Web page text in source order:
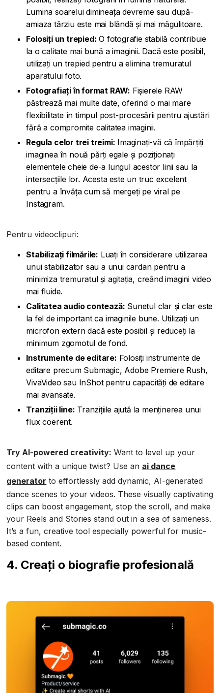
Lumina soarelui dimineața devreme sau după-
amiaza târziu este mai blândă și mai măgulitoare.
Folosiți un trepied: O fotografie stabilă contribuie
la o calitate mai bună a imaginii. Dacă este posibil,
utilizați un trepied pentru a elimina tremuratul
aparatului foto.
Fotografiați în format RAW: Fișierele RAW
păstrează mai multe date, oferind o mai mare
flexibilitate în timpul post-procesării pentru ajustări
fără a compromite calitatea imaginii.
Regula celor trei treimi: Imaginați-vă că împărțiți
imaginea în nouă părți egale și poziționați
elementele cheie de-a lungul acestor linii sau la
intersecțiile lor. Acesta este un truc excelent
pentru a învăța cum să mergeți pe viral pe
Instagram.
Pentru videoclipuri:
Stabilizați filmările: Luați în considerare utilizarea
unui stabilizator sau a unui cardan pentru a
minimiza tremuratul și agitația, creând imagini video
mai fluide.
Calitatea audio contează: Sunetul clar și clar este
la fel de important ca imaginile bune. Utilizați un
microfon extern dacă este posibil și reduceți la
minimum zgomotul de fond.
Instrumente de editare: Folosiți instrumente de
editare precum Submagic, Adobe Premiere Rush,
VivaVideo sau InShot pentru capacități de editare
mai avansate.
Tranziții line: Tranzițiile ajută la menținerea unui
flux coerent.
Try AI-powered creativity: Want to level up your
content with a unique twist? Use an ai dance
generator to effortlessly add dynamic, AI-generated
dance scenes to your videos. These visually captivating
clips can boost engagement, stop the scroll, and make
your Reels and Stories stand out in a sea of sameness.
It’s a fun, creative tool especially powerful for music-
based content.
4. Creați o biografie profesională